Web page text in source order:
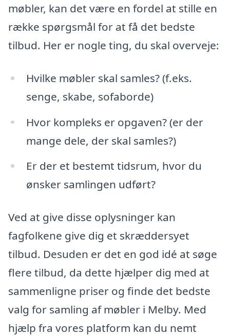
møbler, kan det være en fordel at stille en
række spørgsmål for at få det bedste
tilbud. Her er nogle ting, du skal overveje:
Hvilke møbler skal samles? (f.eks.
senge, skabe, sofaborde)
Hvor kompleks er opgaven? (er der
mange dele, der skal samles?)
Er der et bestemt tidsrum, hvor du
ønsker samlingen udført?
Ved at give disse oplysninger kan
fagfolkene give dig et skræddersyet
tilbud. Desuden er det en god idé at søge
flere tilbud, da dette hjælper dig med at
sammenligne priser og finde det bedste
valg for samling af møbler i Melby. Med
hjælp fra vores platform kan du nemt